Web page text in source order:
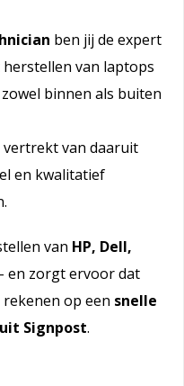
ben jij de expert
van laptops
binnen als buiten
vertrekt van daaruit
en kwalitatief
van HP, Dell,
en zorgt ervoor dat
op een snelle
Signpost.